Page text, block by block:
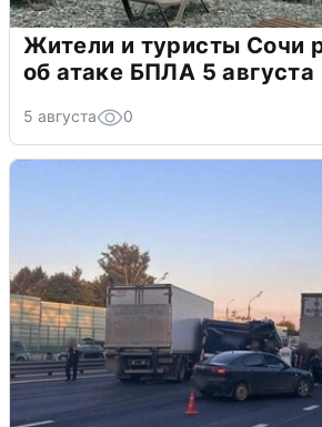
Жители и туристы Сочи
об атаке БПЛА 5 августа
5 августа 0